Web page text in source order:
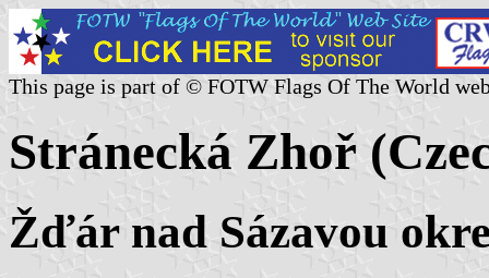
This page is part of © FOTW Flags Of The World
Stránecká Zhoř
Žďár nad Sázavou